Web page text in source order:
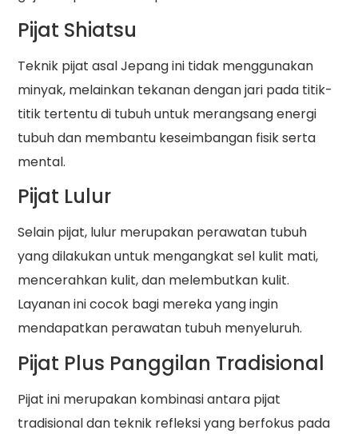
Pijat Shiatsu
Teknik pijat asal Jepang ini tidak menggunakan
minyak, melainkan tekanan dengan jari pada titik-
titik tertentu di tubuh untuk merangsang energi
tubuh dan membantu keseimbangan fisik serta
mental.
Pijat Lulur
Selain pijat, lulur merupakan perawatan tubuh
yang dilakukan untuk mengangkat sel kulit mati,
mencerahkan kulit, dan melembutkan kulit.
Layanan ini cocok bagi mereka yang ingin
mendapatkan perawatan tubuh menyeluruh.
Pijat Plus Panggilan Tradisional
Pijat ini merupakan kombinasi antara pijat
tradisional dan teknik refleksi yang berfokus pada